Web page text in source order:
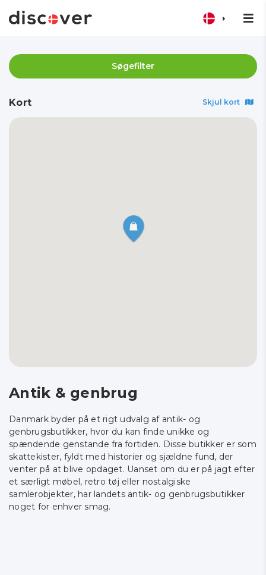
Søgefilter
Kort Skjul kort
Antik & genbrug
Danmark byder på et rigt udvalg af antik- og
genbrugsbutikker, hvor du kan finde unikke og
spændende genstande fra fortiden. Disse butikker er som
skattekister, fyldt med historier og sjældne fund, der
venter på at blive opdaget. Uanset om du er på jagt efter
et særligt møbel, retro tøj eller nostalgiske
samlerobjekter, har landets antik- og genbrugsbutikker
noget for enhver smag.